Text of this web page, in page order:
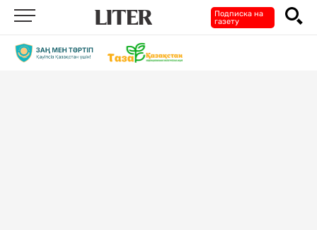
Подписка на
газету